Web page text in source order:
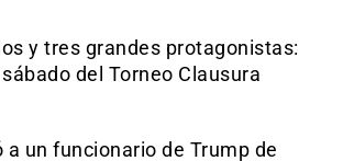
y tres grandes protagonistas:
del Torneo Clausura
a un funcionario de Trump de